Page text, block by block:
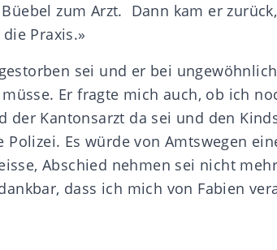
zum Arzt. Dann kam er
Praxis.»
sei und er bei
Er fragte mich auch, ob ich
der Kantonsarzt da sei und den
Polizei. Es würde von Amtswegen
Abschied nehmen sei nicht
dass ich mich von Fabien